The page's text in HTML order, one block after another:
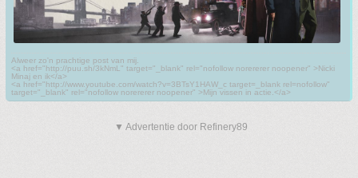
Alweer zo'n prachtige post van mij.
<a href="http://puu.sh/3kNmL" target="_blank" rel="nofollow norererer noopener" >Nicki
Minaj en ik</a>
<a href="http://www.youtube.com/watch?v=3BTsY1HAW_c target=_blank rel=nofollow"
target="_blank" rel="nofollow norererer noopener" >Mijn vissen in actie.</a>
▼ Advertentie door Refinery89